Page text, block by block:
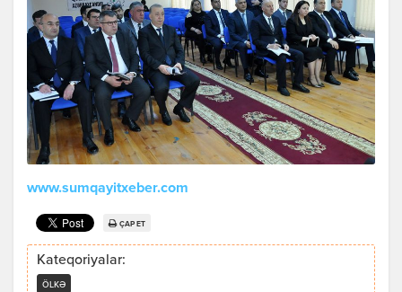
www.sumqayitxeber.com
ÇAP ET
Kateqoriyalar:
ÖLKƏ